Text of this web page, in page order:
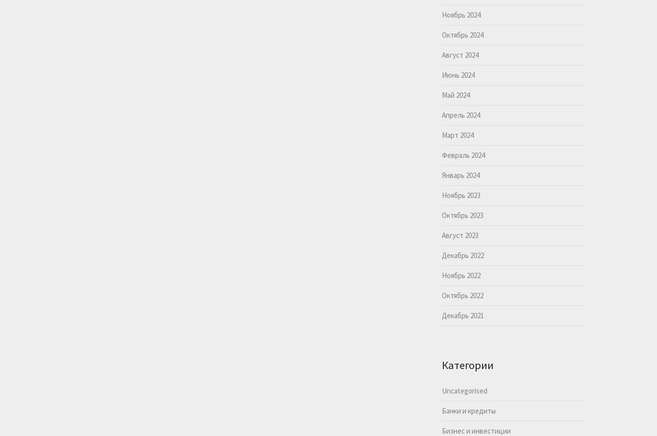
Ноябрь 2024
Октябрь 2024
Август 2024
Июнь 2024
Май 2024
Апрель 2024
Март 2024
Февраль 2024
Январь 2024
Ноябрь 2023
Октябрь 2023
Август 2023
Декабрь 2022
Ноябрь 2022
Октябрь 2022
Декабрь 2021
Категории
Uncategorised
Банки и кредиты
Бизнес и инвестиции